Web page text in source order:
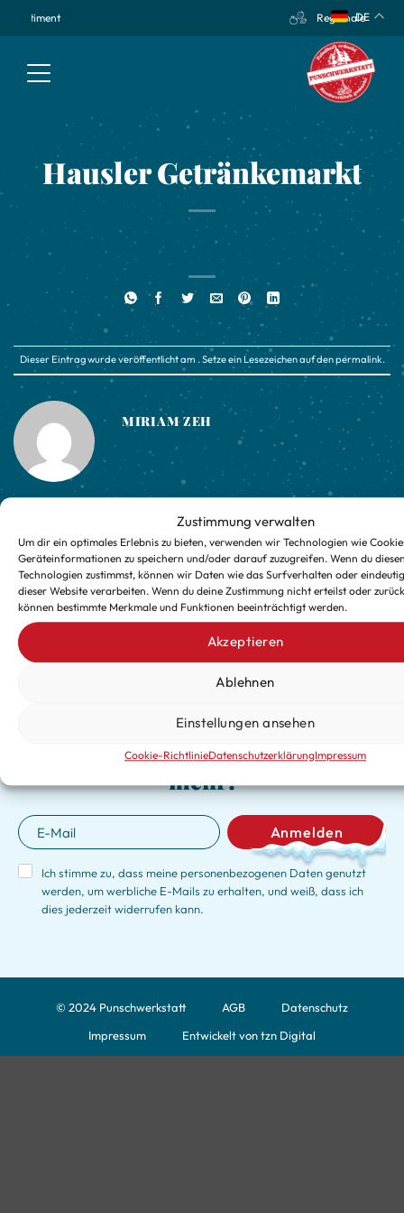
Zustimmung verwalten
Um dir ein optimales Erlebnis zu bieten, verwenden wir Technologien wie
Geräteinformationen zu speichern und/oder darauf zuzugreifen. Wenn du
Technologien zustimmst, können wir Daten wie das Surfverhalten oder
dieser Website verarbeiten. Wenn du deine Zustimmung nicht erteilst oder
können bestimmte Merkmale und Funktionen beeinträchtigt werden.
Akzeptieren
Ablehnen
Einstellungen ansehen
Cookie-RichtlinieDatenschutzerklärungImpressum
Regionale Zutaten DE
Hausler Getränkemarkt
Dieser Eintrag wurde veröffentlicht am . Setze ein Lesezeichen auf denpermalink.
MIRIAM ZEH
Hausler Getränkemarkt
Verpasse keine exklusiven
Updates für die kalte Jahreszeit
mehr!
Ich stimme zu, dass meine personenbezogenen Daten genutzt
werden, um werbliche E-Mails zu erhalten, und weiß, dass ich
dies jederzeit widerrufen kann.
Anmelden
© 2024 Punschwerkstatt AGB
Datenschutz
Impressum
Entwickelt von tzn Digital